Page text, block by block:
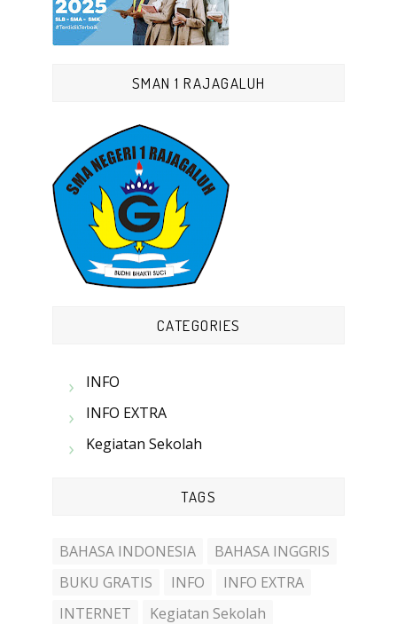
SMAN 1 RAJAGALUH
CATEGORIES
INFO
INFO EXTRA
Kegiatan Sekolah
TAGS
BAHASA INDONESIA
BAHASA INGGRIS
BUKU GRATIS
INFO
INFO EXTRA
INTERNET
Kegiatan Sekolah